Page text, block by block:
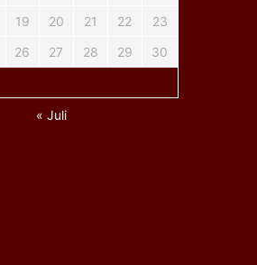
19 20 21 22
23
26 27 28 29
30
« Juli